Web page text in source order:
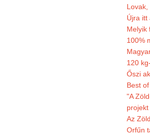
Újra itt
Melyik
100%
120
Őszi
Best
"A
Az
Orfűn